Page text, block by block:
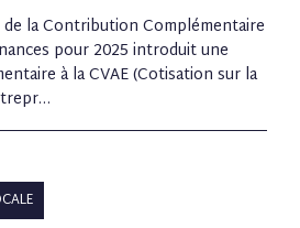
la Contribution Complémentaire
pour 2025 introduit une
à la CVAE (Cotisation sur la